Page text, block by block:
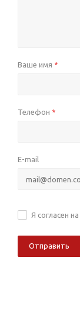
Ваше имя *
Телефон *
E-mail
Я согласен на